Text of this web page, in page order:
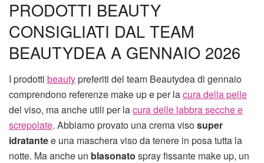
PRODOTTI BEAUTY
CONSIGLIATI DAL TEAM
BEAUTYDEA A GENNAIO 2026
I prodotti beautypreferiti del team Beautydea di gennaio
comprendono referenze make up e per lacura della pelle
del viso, ma anche utili per lacura delle labbra secche e
screpolate. Abbiamo provato una crema visosuper
idratantee una maschera viso da tenere in posa tutta la
notte. Ma anche un blasonato spray fissante make up, un